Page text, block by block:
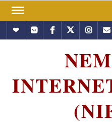
Skip
contentHundubVkontakte
Facebook
Twitter